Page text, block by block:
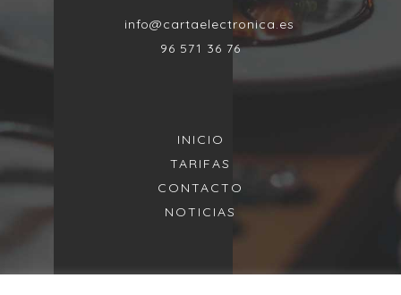
info@cartaelectronica.es
96 571 36 76
INICIO
TARIFAS
CONTACTO
NOTICIAS